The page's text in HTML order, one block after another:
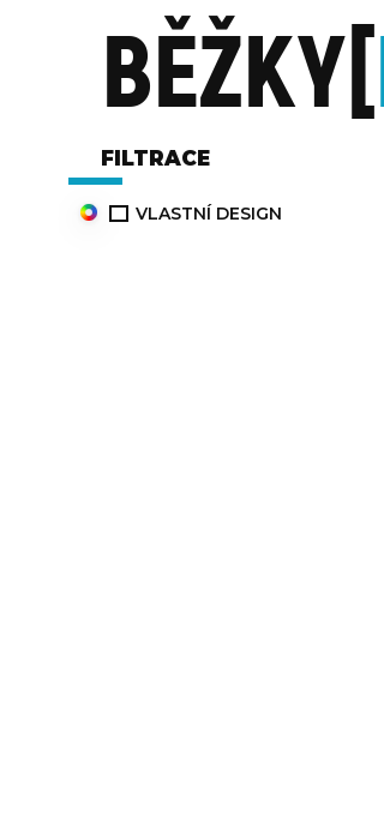
BĚŽKY
FILTRACE
VLASTNÍ DESIGN